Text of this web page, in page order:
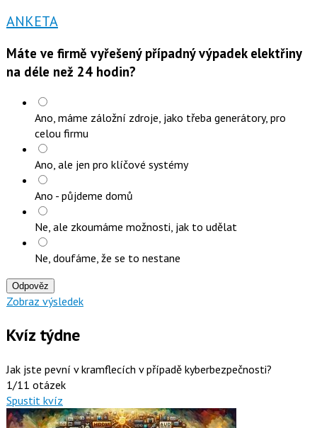
ANKETA
Máte ve firmě vyřešený případný výpadek elektřiny
na déle než 24 hodin?
Ano, máme záložní zdroje, jako třeba generátory, pro
celou firmu
Ano, ale jen pro klíčové systémy
Ano - půjdeme domů
Ne, ale zkoumáme možnosti, jak to udělat
Ne, doufáme, že se to nestane
Odpověz
Zobraz výsledek
Kvíz týdne
Jak jste pevní v kramflecích v případě kyberbezpečnosti?
1/11 otázek
Spustit kvíz